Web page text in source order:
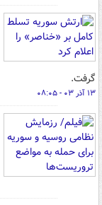
گرفت.
۱۳ آذر ۰۳ - ۰۸:۰۵